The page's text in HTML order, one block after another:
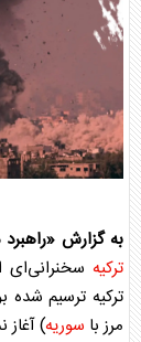
به گزارش «راهبرد
ترکیه سخنرانی‌ای
ترکیه ترسیم شده
مرز با سوریه) آغاز